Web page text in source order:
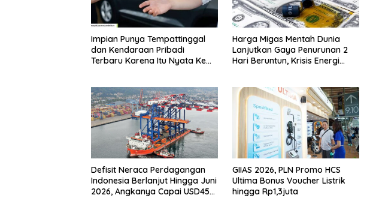
Impian Punya Tempattinggal
dan Kendaraan Pribadi
Terbaru Karena Itu Nyata Ke
Harga Migas Mentah Dunia
Lanjutkan Gaya Penurunan 2
Hari Beruntun, Krisis Energi
Defisit Neraca Perdagangan
Indonesia Berlanjut Hingga Juni
2026, Angkanya Capai USD450
GIIAS 2026, PLN Promo HCS
Ultima Bonus Voucher Listrik
hingga Rp1,3juta